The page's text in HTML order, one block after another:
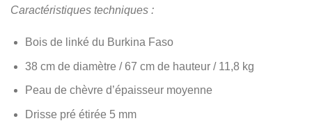
Caractéristiques techniques :
Bois de linké du Burkina Faso
38 cm de diamètre / 67 cm de hauteur / 11,8 kg
Peau de chèvre d’épaisseur moyenne
Drisse pré étirée 5 mm